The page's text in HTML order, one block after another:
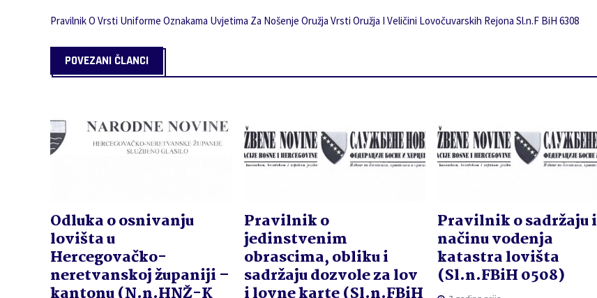
Pravilnik O Vrsti Uniforme Oznakama Uvjetima Za Nošenje Oružja Vrsti Oružja I Veličini Lovočuvarskih Rejona Sl.n.F BiH 6308
POVEZANI ČLANCI
Odluka o osnivanju
lovišta u
Hercegovačko-
neretvanskoj županiji –
Pravilnik o
jedinstvenim
obrascima, obliku i
sadržaju dozvole za lov
Pravilnik o sadržaju i
načinu vodenja
katastra lovišta
(Sl.n.FBiH 0508)